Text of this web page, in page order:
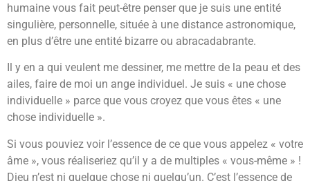
humaine vous fait peut-être penser que je suis une entité
singulière, personnelle, située à une distance astronomique,
en plus d’être une entité bizarre ou abracadabrante.
Il y en a qui veulent me dessiner, me mettre de la peau et des
ailes, faire de moi un ange individuel. Je suis « une chose
individuelle » parce que vous croyez que vous êtes « une
chose individuelle ».
Si vous pouviez voir l’essence de ce que vous appelez « votre
âme », vous réaliseriez qu’il y a de multiples « vous-même » !
Dieu n’est ni quelque chose ni quelqu’un. C’est l’essence de